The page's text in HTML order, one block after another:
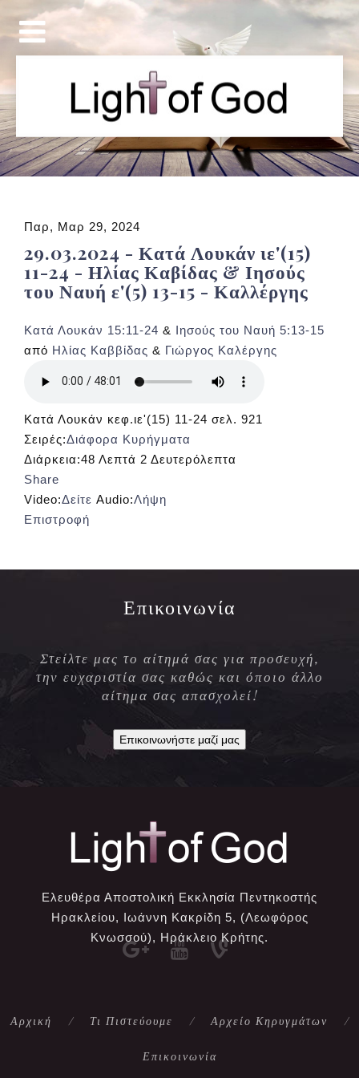
Παρ, Μαρ 29, 2024
29.03.2024 - Κατά Λουκάν ιε'(15)
11-24 - Ηλίας Καβίδας & Ιησούς
του Ναυή ε'(5) 13-15 - Καλλέργης
Κατά Λουκάν 15:11-24 & Ιησούς του Ναυή 5:13-15
από Ηλίας Καββίδας & Γιώργος Καλέργης
Κατά Λουκάν κεφ.ιε'(15) 11-24 σελ. 921
Σειρές:Διάφορα Κυρήγματα
Διάρκεια:48 Λεπτά 2 Δευτερόλεπτα
Share
Video:Δείτε Audio:Λήψη
Επιστροφή
Επικοινωνία
Στείλτε μας το αίτημά σας για προσευχή,
την ευχαριστία σας καθώς και όποιο άλλο
αίτημα σας απασχολεί!
Επικοινωνήστε μαζί μας
Ελευθέρα Αποστολική Εκκλησία Πεντηκοστής
Ηρακλείου, Ιωάννη Κακρίδη 5, (Λεωφόρος
Κνωσσού), Ηράκλειο Κρήτης.
Αρχική Τι Πιστεύουμε Αρχείο Κηρυγμάτων
Επικοινωνία